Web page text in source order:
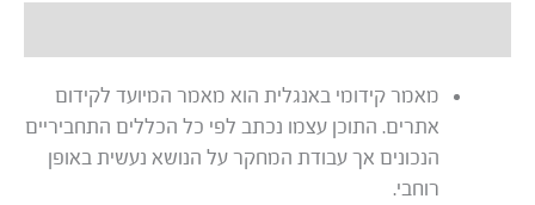
מאמר קידומי באנגלית הוא מאמר המיועד לקידום
אתרים. התוכן עצמו נכתב לפי כל הכללים התחביריים
הנכונים אך עבודת המחקר על הנושא נעשית באופן
רוחבי.